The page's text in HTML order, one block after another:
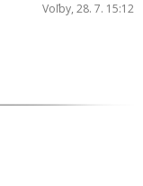
Voľby, 28. 7. 15:12